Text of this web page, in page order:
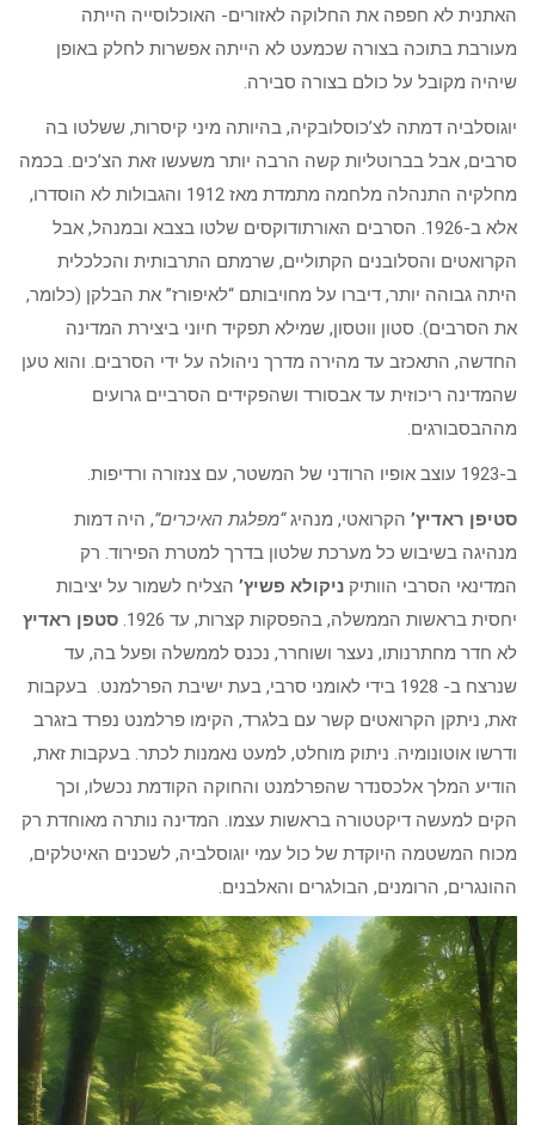
האתנית לא חפפה את החלוקה לאזורים- האוכלוסייה הייתה
מעורבת בתוכה בצורה שכמעט לא הייתה אפשרות לחלק באופן
שיהיה מקובל על כולם בצורה סבירה.
יוגוסלביה דמתה לצ’כוסלובקיה, בהיותה מיני קיסרות, ששלטו בה
סרבים, אבל בברוטליות קשה הרבה יותר משעשו זאת הצ’כים. בכמה
מחלקיה התנהלה מלחמה מתמדת מאז 1912 והגבולות לא הוסדרו,
אלא ב-1926. הסרבים האורתודוקסים שלטו בצבא ובמנהל, אבל
הקרואטים והסלובנים הקתוליים, שרמתם התרבותית והכלכלית
היתה גבוהה יותר, דיברו על מחויבותם “לאיפורז” את הבלקן (כלומר,
את הסרבים). סטון ווטסון, שמילא תפקיד חיוני ביצירת המדינה
החדשה, התאכזב עד מהירה מדרך ניהולה על ידי הסרבים. והוא טען
שהמדינה ריכוזית עד אבסורד ושהפקידים הסרביים גרועים
מההבסבורגים.
ב-1923 עוצב אופיו הרודני של המשטר, עם צנזורה ורדיפות.
סטיפן ראדיץ’ הקרואטי, מנהיג“מפלגת האיכרים”, היה דמות
מנהיגה בשיבוש כל מערכת שלטון בדרך למטרת הפירוד. רק
המדינאי הסרבי הוותיק ניקולא פשיץ’ הצליח לשמור על יציבות
יחסית בראשות הממשלה, בהפסקות קצרות, עד 1926.
סטפן ראדיץ
לא חדר מחתרנותו, נעצר ושוחרר, נכנס לממשלה ופעל בה, עד
שנרצח ב- 1928 בידי לאומני סרבי, בעת ישיבת הפרלמנט. בעקבות
זאת, ניתקן הקרואטים קשר עם בלגרד, הקימו פרלמנט נפרד בזגרב
ודרשו אוטונומיה. ניתוק מוחלט, למעט נאמנות לכתר. בעקבות זאת,
הודיע המלך אלכסנדר שהפרלמנט והחוקה הקודמת נכשלו, וכך
הקים למעשה דיקטטורה בראשות עצמו. המדינה נותרה מאוחדת רק
מכוח המשטמה היוקדת של כול עמי יוגוסלביה, לשכנים האיטלקים,
ההונגרים, הרומנים, הבולגרים והאלבנים.